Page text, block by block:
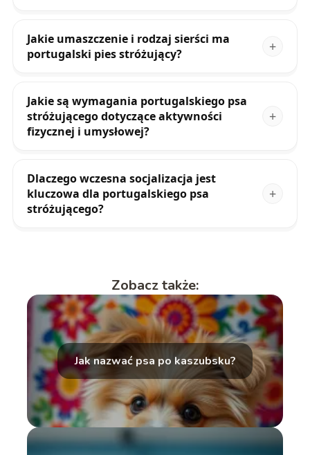
Jakie umaszczenie i rodzaj sierści ma
portugalski pies stróżujący?
Jakie są wymagania portugalskiego psa
stróżującego dotyczące aktywności
fizycznej i umysłowej?
Dlaczego wczesna socjalizacja jest
kluczowa dla portugalskiego psa
stróżującego?
Zobacz także:
Jak nazwać psa po kaszubsku?